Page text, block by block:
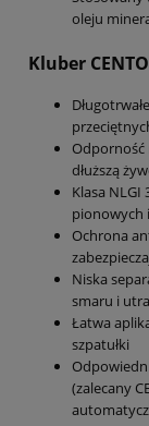
oleju
Kluber
Odporność
dłuższą
Klasa
pionowych
Ochrona
Niska
smaru i
Łatwa
szpatułki
(zalecany